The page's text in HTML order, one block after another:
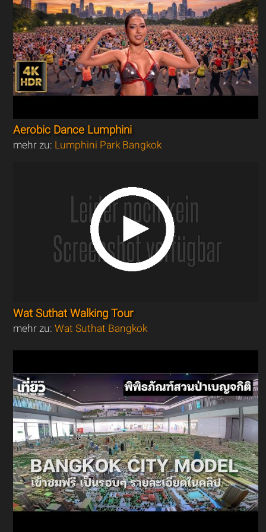
Aerobic Dance Lumphini
mehr zu: Lumphini Park Bangkok
Wat Suthat Walking Tour
mehr zu:Wat Suthat Bangkok